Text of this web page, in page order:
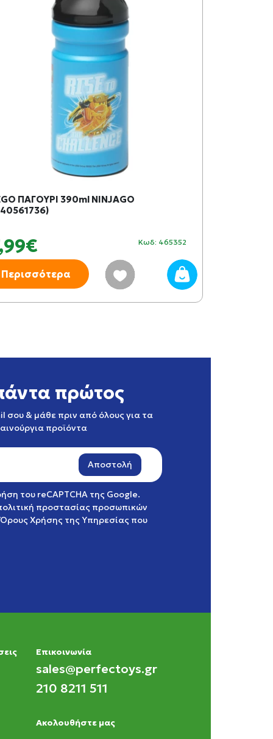
ΠΑΓΟΥΡΙ 390ml NINJAGO
Κωδ: 465352
Περισσότερα
πρώτος
σου & μάθε πριν από όλους για τα
προϊόντα
Αποστολή
του reCAPTCHA της Google.
προστασίας προσωπικών
Όρους Χρήσης της Υπηρεσίας που
Eπικοινωνία
sales@perfectoys.gr
210 8211 511
Ακολουθήστε μας